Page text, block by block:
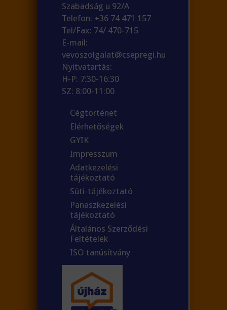
Szabadság u 92/A
Telefon: +36 74 471 157
Tel/Fax: 74/ 470-715
E-mail:
vevoszolgalat@csepregi.hu
Nyitvatartás:
H-P: 7:30-16:30
SZ: 8:00-11:00
Cégtörténet
Elérhetőségek
GYIK
Impresszum
Adatkezelési
tájékoztató
Süti-tájékoztató
Panaszkezelési
tájékoztató
Általános Szerződési
Feltételek
ISO tanúsítvány